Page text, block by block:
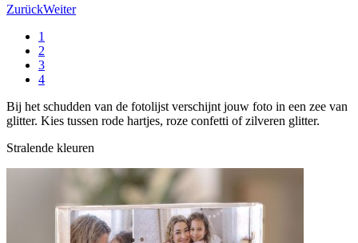
ZurückWeiter
1
2
3
4
Bij het schudden van de fotolijst verschijnt jouw foto in een zee van
glitter. Kies tussen rode hartjes, roze confetti of zilveren glitter.
Stralende kleuren